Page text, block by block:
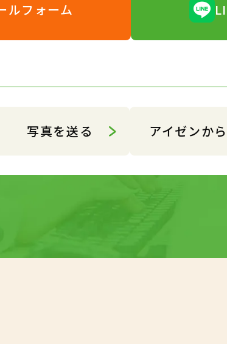
ルフォーム
写真を送る アイゼンか